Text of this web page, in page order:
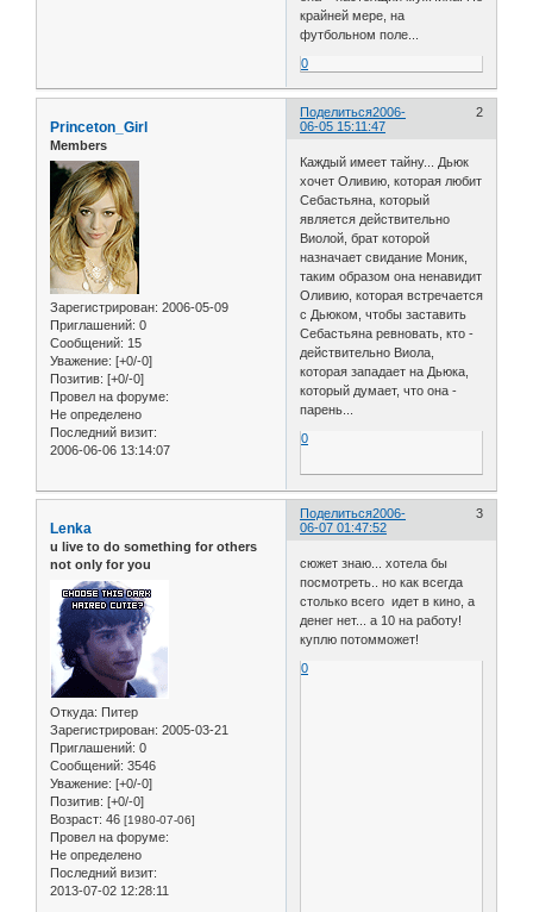
крайней мере, на
футбольном поле...
0
Поделиться 2
2006-
06-05 15:11:47
Princeton_Girl
Members
Зарегистрирован: 2006-05-09
Приглашений: 0
Сообщений: 15
Уважение: [+0/-0]
Позитив: [+0/-0]
Провел на форуме:
Не определено
Последний визит:
2006-06-06 13:14:07
Каждый имеет тайну... Дьюк
хочет Оливию, которая любит
Себастьяна, который
является действительно
Виолой, брат которой
назначает свидание Моник,
таким образом она ненавидит
Оливию, которая встречается
с Дьюком, чтобы заставить
Себастьяна ревновать, кто -
действительно Виола,
которая западает на Дьюка,
который думает, что она -
парень...
0
Поделиться 3
2006-
06-07 01:47:52
Lenka
u live to do something for others
not only for you
Откуда: Питер
Зарегистрирован: 2005-03-21
Приглашений: 0
Сообщений: 3546
Уважение: [+0/-0]
Позитив: [+0/-0]
Возраст: 46 [1980-07-06]
Провел на форуме:
Не определено
Последний визит:
2013-07-02 12:28:11
сюжет знаю... хотела бы
посмотреть.. но как всегда
столько всего идет в кино, а
денег нет... а 10 на работу!
куплю потомможет!
0